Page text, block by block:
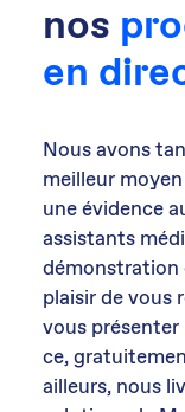
nos
en
Nous avons
meilleur
une évidence
assistants
démonstration
plaisir de vous
vous
ce,
ailleurs, nous